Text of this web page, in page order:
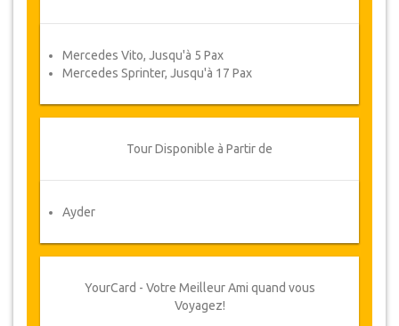
Mercedes Vito, Jusqu'à 5 Pax
Mercedes Sprinter, Jusqu'à 17 Pax
Tour Disponible à Partir de
Ayder
YourCard - Votre Meilleur Ami quand vous
Voyagez!